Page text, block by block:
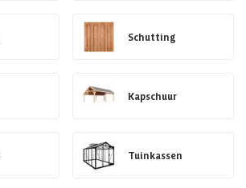
Schutting
Kapschuur
Tuinkassen